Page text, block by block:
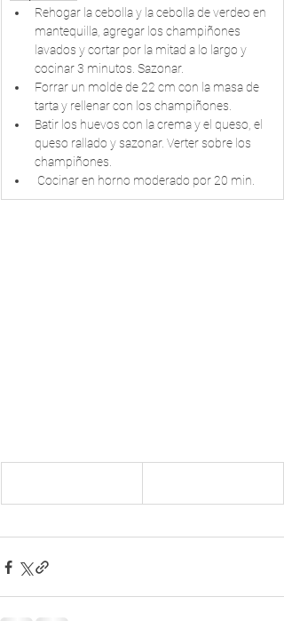
Rehogar la cebolla y la cebolla de verdeo en
mantequilla, agregar los champiñones
lavados y cortar por la mitad a lo largo y
cocinar 3 minutos. Sazonar.
Forrar un molde de 22 cm con la masa de
tarta y rellenar con los champiñones.
Batir los huevos con la crema y el queso, el
queso rallado y sazonar. Verter sobre los
champiñones.
Cocinar en horno moderado por 20 min.